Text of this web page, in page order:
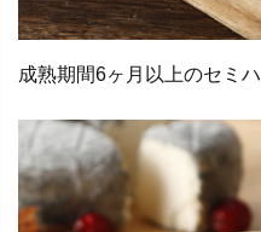
成熟期間6ヶ月以上のセミ